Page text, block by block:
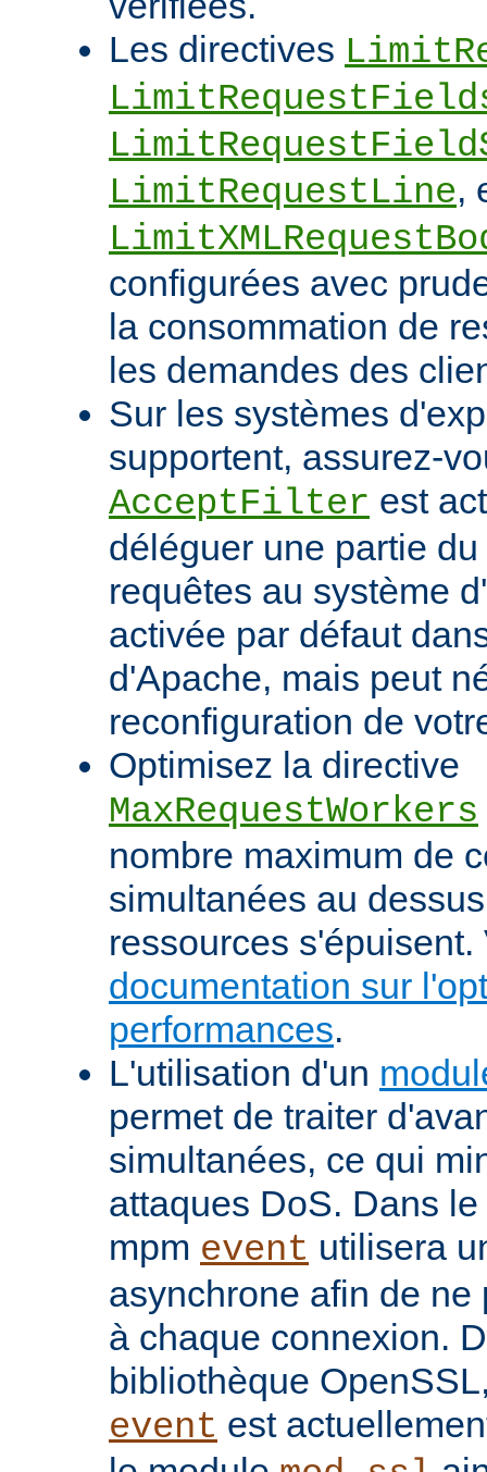
Les directives
LimitRequestLine,
configurées avec
la consommation de
les demandes des
Sur les systèmes
supportent, assurez-
AcceptFilter est
déléguer une partie
requêtes au système
activée par défaut
d'Apache, mais peut
reconfiguration de
Optimisez la directive
MaxRequestWorkers
nombre maximum de
simultanées au
ressources s'épuisent.
documentation sur
performances.
L'utilisation d'un
permet de traiter
simultanées, ce qui
attaques DoS. Dans
mpm event utilisera
asynchrone afin de
à chaque connexion.
bibliothèque
event est